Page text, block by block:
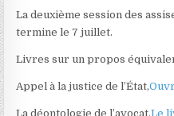
La deuxième session des
termine le 7 juillet.
Livres sur un propos
Appel à la justice de l’État,
La déontologie de l’avocat,Le